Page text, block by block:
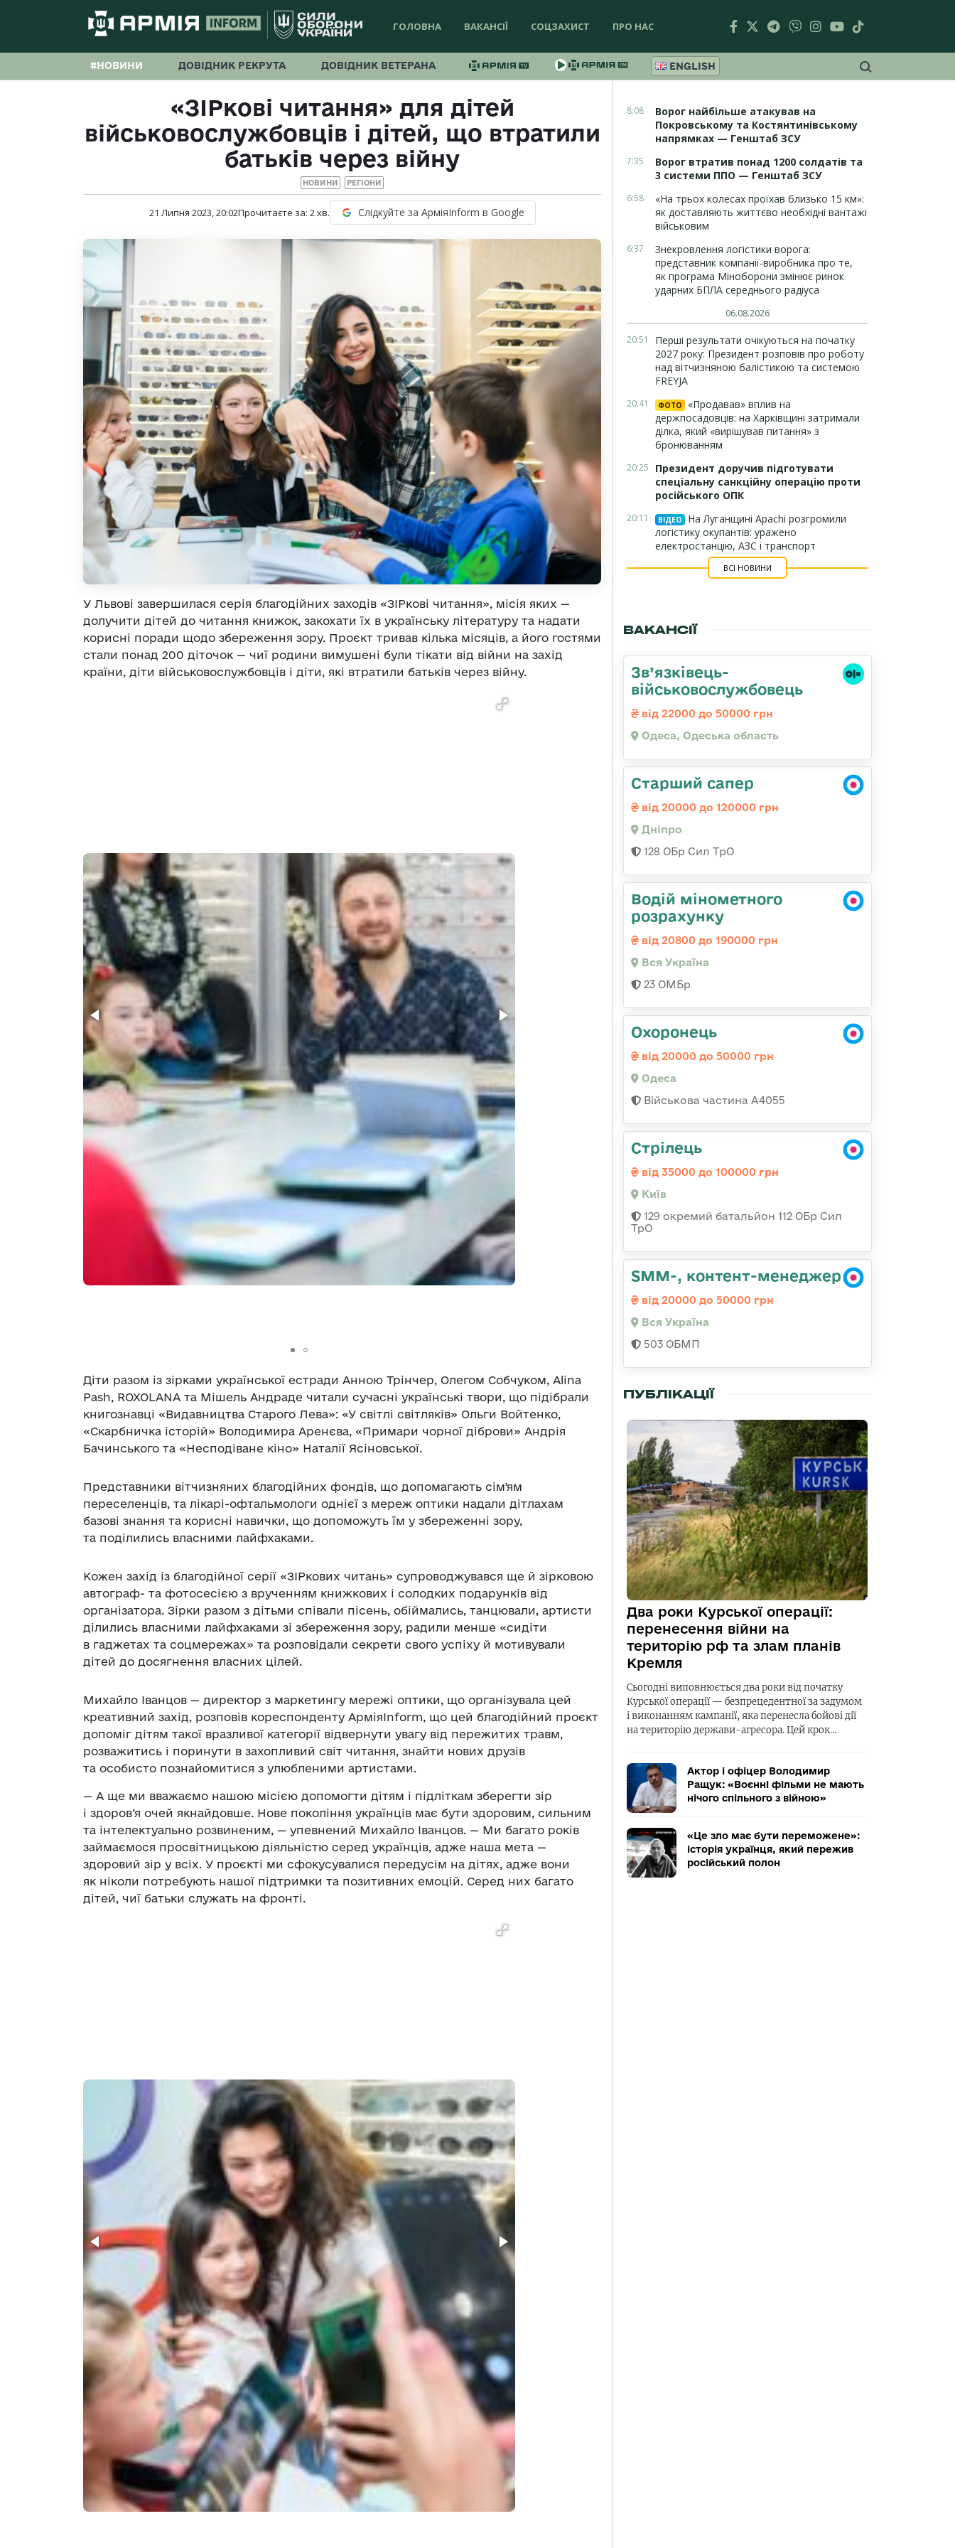
ГОЛОВНА ВАКАНСІЇ СОЦЗАХИСТ ПРО НАС
#НОВИНИ ДОВІДНИК РЕКРУТА ДОВІДНИК ВЕТЕРАНА ENGLISH
«ЗІРкові читання» для дітей
військовослужбовців і дітей, що втратили
батьків через війну
НОВИНИ РЕГІОНИ
21 Липня 2023, 20:02Прочитаєте за: 2хв. Слідкуйте за АрміяInform в Google
У Львові завершилася серія благодійних заходів «ЗІРкові читання», місія яких —
долучити дітей до читання книжок, закохати їх в українську літературу та надати
корисні поради щодо збереження зору. Проєкт тривав кілька місяців, а його гостями
стали понад 200 діточок — чиї родини вимушені були тікати від війни на захід
країни, діти військовослужбовців і діти, які втратили батьків через війну.
Діти разом із зірками української естради Анною Трінчер, Олегом Собчуком, Alina
Pash, ROXOLANA та Мішель Андраде читали сучасні українські твори, що підібрали
книгознавці «Видавництва Старого Лева»: «У світлі світляків» Ольги Войтенко,
«Скарбничка історій» Володимира Аренєва, «Примари чорної діброви» Андрія
Бачинського та «Несподіване кіно» Наталії Ясіновської.
Представники вітчизняних благодійних фондів, що допомагають сімʼям
переселенців, та лікарі-офтальмологи однієї з мереж оптики надали дітлахам
базові знання та корисні навички, що допоможуть їм у збереженні зору,
та поділились власними лайфхаками.
Кожен захід із благодійної серії «ЗІРкових читань» супроводжувався ще й зірковою
автограф- та фотосесією з врученням книжкових і солодких подарунків від
організатора. Зірки разом з дітьми співали пісень, обіймались, танцювали, артисти
ділились власними лайфхаками зі збереження зору, радили менше «сидіти
в гаджетах та соцмережах» та розповідали секрети свого успіху й мотивували
дітей до досягнення власних цілей.
Михайло Іванцов — директор з маркетингу мережі оптики, що організувала цей
креативний захід, розповів кореспонденту АрміяInform, що цей благодійний проєкт
допоміг дітям такої вразливої категорії відвернути увагу від пережитих травм,
розважитись і поринути в захопливий світ читання, знайти нових друзів
та особисто познайомитися з улюбленими артистами.
— А ще ми вважаємо нашою місією допомогти дітям і підліткам зберегти зір
і здоров’я очей якнайдовше. Нове покоління українців має бути здоровим, сильним
та інтелектуально розвиненим, — упевнений Михайло Іванцов. — Ми багато років
займаємося просвітницькою діяльністю серед українців, адже наша мета —
здоровий зір у всіх. У проєкті ми сфокусувалися передусім на дітях, адже вони
як ніколи потребують нашої підтримки та позитивних емоцій. Серед них багато
дітей, чиї батьки служать на фронті.
8:08
Ворог найбільше атакував на
Покровському та Костянтинівському
напрямках — Генштаб ЗСУ
7:35
Ворог втратив понад 1200 солдатів та
3 системи ППО — Генштаб ЗСУ
6:58
«На трьох колесах проїхав близько 15 км»:
як доставляють життєво необхідні вантажі
військовим
6:37
Знекровлення логістики ворога:
представник компанії-виробника про те,
як програма Міноборони змінює ринок
ударних БПЛА середнього радіуса
06.08.2026
20:51
Перші результати очікуються на початку
2027 року: Президент розповів про роботу
над вітчизняною балістикою та системою
FREYJA
20:41 ФОТО
«Продавав» вплив на
держпосадовців: на Харківщині затримали
ділка, який «вирішував питання» з
бронюванням
20:25
Президент доручив підготувати
спеціальну санкційну операцію проти
російського ОПК
20:11 ВІДЕО
На Луганщині Apachi розгромили
логістику окупантів: уражено
електростанцію, АЗС і транспорт
ВСІ НОВИНИ
ВАКАНСІЇ
Зв’язківець-
військовослужбовець
від 22000 до 50000 грн
Одеса, Одеська область
Старший сапер
від 20000 до 120000 грн
Дніпро
128 ОБр Сил ТрО
Водій мінометного
розрахунку
від 20800 до 190000 грн
Вся Україна
23 ОМБр
Охоронець
від 20000 до 50000 грн
Одеса
Військова частина А4055
Стрілець
від 35000 до 100000 грн
Київ
129 окремий батальйон 112 ОБр Сил
ТрО
SMM-, контент-менеджер
від 20000 до 50000 грн
Вся Україна
503 ОБМП
ПУБЛІКАЦІЇ
Два роки Курської операції:
перенесення війни на
територію рф та злам планів
Кремля
Сьогодні виповнюється два роки від початку
Курської операції — безпрецедентної за задумом
і виконанням кампанії, яка перенесла бойові дії
на територію держави-агресора. Цей крок…
Актор і офіцер Володимир
Ращук: «Воєнні фільми не мають
нічого спільного з війною»
«Це зло має бути переможене»:
історія українця, який пережив
російський полон